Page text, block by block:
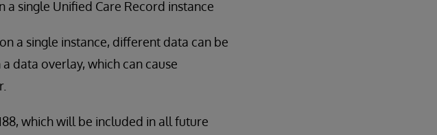
a single Unified Care Record instance
a single instance, different data can be
data overlay, which can cause
which will be included in all future